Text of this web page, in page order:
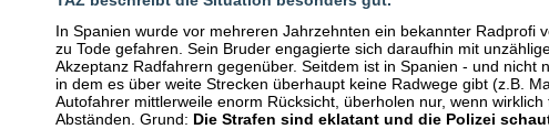
In Spanien wurde vor mehreren Jahrzehnten ein bekannter Radprofi
zu Tode gefahren. Sein Bruder engagierte sich daraufhin mit
Akzeptanz Radfahrern gegenüber. Seitdem ist in Spanien - und nicht
in dem es über weite Strecken überhaupt keine Radwege gibt (z.B.
Autofahrer mittlerweile enorm Rücksicht, überholen nur, wenn
Abständen. Grund: Die Strafen sind eklatant und die Polizei